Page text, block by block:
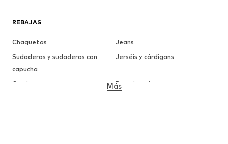
REBAJAS
Chaquetas
Jeans
Sudaderas y sudaderas con
capucha
Jerséis y cárdigans
Camisetas
Ropa interior
Más